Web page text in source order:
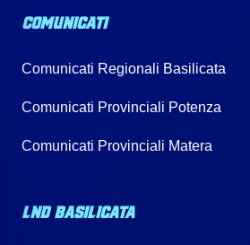
COMUNICATI
Comunicati Regionali Basilicata
Comunicati Provinciali Potenza
Comunicati Provinciali Matera
LND BASILICATA